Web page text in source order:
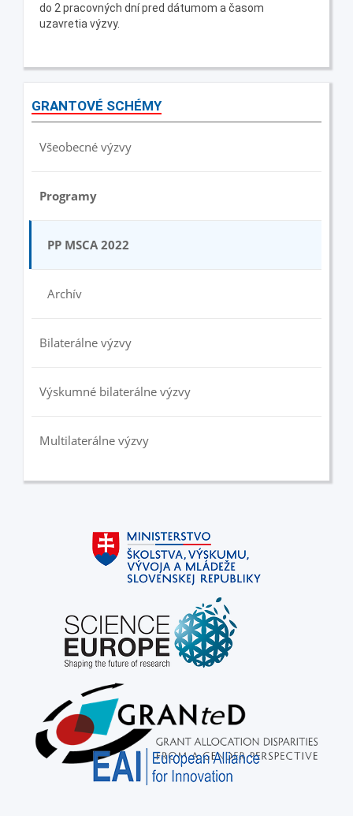
do 2 pracovných dní pred dátumom a časom
uzavretia výzvy.
GRANTOVÉ SCHÉMY
Všeobecné výzvy
Programy
PP MSCA 2022
Archív
Bilaterálne výzvy
Výskumné bilaterálne výzvy
Multilaterálne výzvy